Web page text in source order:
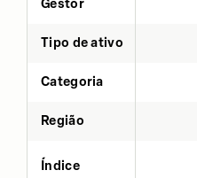
Gestor
Tipo de ativo
Categoria
Região
Índice